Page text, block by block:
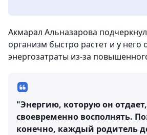
Акмарал Альназарова
организм быстро растет и у него
энергозатраты из-за
"Энергию, которую он
своевременно восполнять.
конечно, каждый родитель